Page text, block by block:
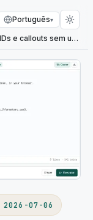
Notion para Markdown limpo — UUIDs e callouts sem upload
Português▾
2026-07-06